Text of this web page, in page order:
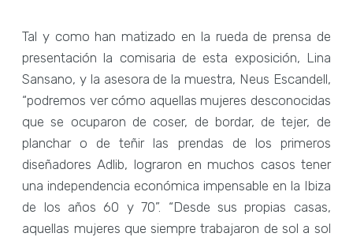
Tal y como han matizado en la rueda de prensa de
presentación la comisaria de esta exposición, Lina
Sansano, y la asesora de la muestra, Neus Escandell,
“podremos ver cómo aquellas mujeres desconocidas
que se ocuparon de coser, de bordar, de tejer, de
planchar o de teñir las prendas de los primeros
diseñadores Adlib, lograron en muchos casos tener
una independencia económica impensable en la Ibiza
de los años 60 y 70”. “Desde sus propias casas,
aquellas mujeres que siempre trabajaron de sol a sol